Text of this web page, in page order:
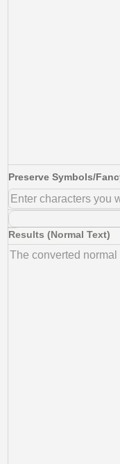
Preserve Symbols/
Results (Normal Text)